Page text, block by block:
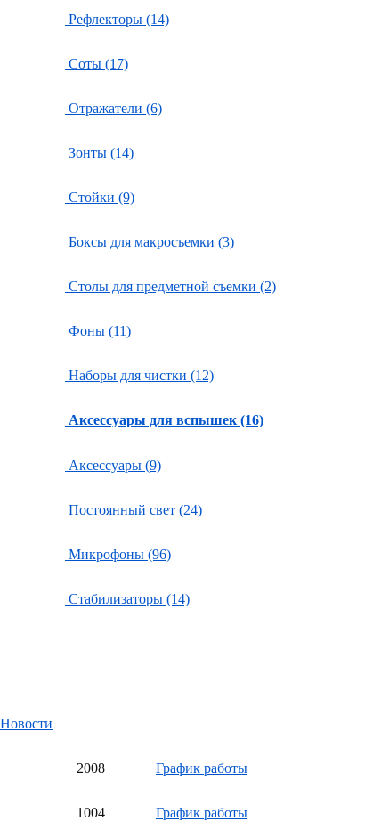
Рефлекторы (14)
Соты (17)
Отражатели (6)
Зонты (14)
Стойки (9)
Боксы для макросъемки (3)
Столы для предметной съемки (2)
Фоны (11)
Наборы для чистки (12)
Аксессуары для вспышек (16)
Аксессуары (9)
Постоянный свет (24)
Микрофоны (96)
Стабилизаторы (14)
Новости
2008 График работы
1004 График работы